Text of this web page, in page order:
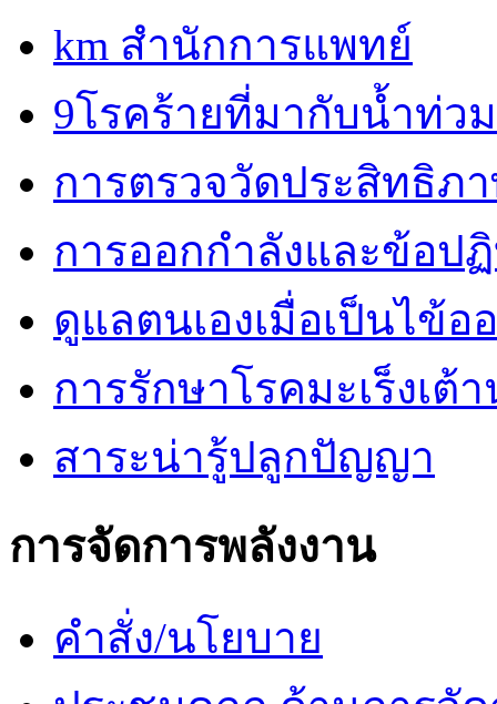
km สำนักการแพทย์
9โรคร้ายที่มากับน้ำท่วม
การตรวจวัดประสิทธิภ
การออกกำลังและข้อป
ดูแลตนเองเมื่อเป็นไข้อ
การรักษาโรคมะเร็งเต้
สาระน่ารู้ปลูกปัญญา
การจัดการพลังงาน
คำสั่ง/นโยบาย